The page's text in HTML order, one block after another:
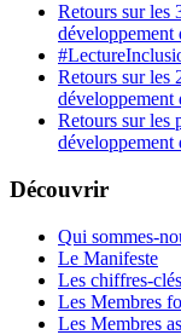
Retours sur les
développement
Retours sur les
développement
Retours sur les
développement
Découvrir
Qui sommes-
Le Manifeste
Les chiffres-clés
Les Membres
Les Membres